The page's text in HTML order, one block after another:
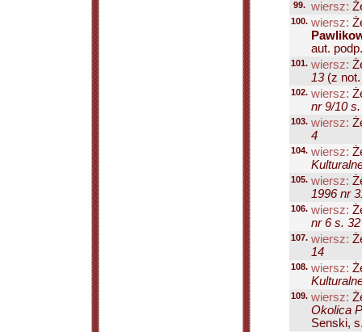
99. wiersz:
100. wiersz:
aut.
101. wiersz:
13(z not.
102. wiersz:
nr 9/10
103. wiersz:
4
104. wiersz:
105. wiersz:
1996 nr
106. wiersz:
nr 6 s. 32
107. wiersz:
14
108. wiersz:
109. wiersz:
Okolica
Senski,